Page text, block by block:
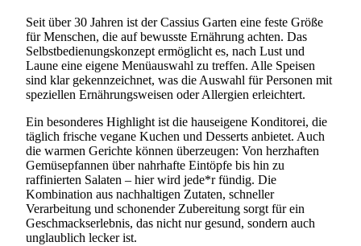
Seit über 30 Jahren ist der Cassius Garten eine feste Größe
für Menschen, die auf bewusste Ernährung achten. Das
Selbstbedienungskonzept ermöglicht es, nach Lust und
Laune eine eigene Menüauswahl zu treffen. Alle Speisen
sind klar gekennzeichnet, was die Auswahl für Personen mit
speziellen Ernährungsweisen oder Allergien erleichtert.
Ein besonderes Highlight ist die hauseigene Konditorei, die
täglich frische vegane Kuchen und Desserts anbietet. Auch
die warmen Gerichte können überzeugen: Von herzhaften
Gemüsepfannen über nahrhafte Eintöpfe bis hin zu
raffinierten Salaten – hier wird jede*r fündig. Die
Kombination aus nachhaltigen Zutaten, schneller
Verarbeitung und schonender Zubereitung sorgt für ein
Geschmackserlebnis, das nicht nur gesund, sondern auch
unglaublich lecker ist.